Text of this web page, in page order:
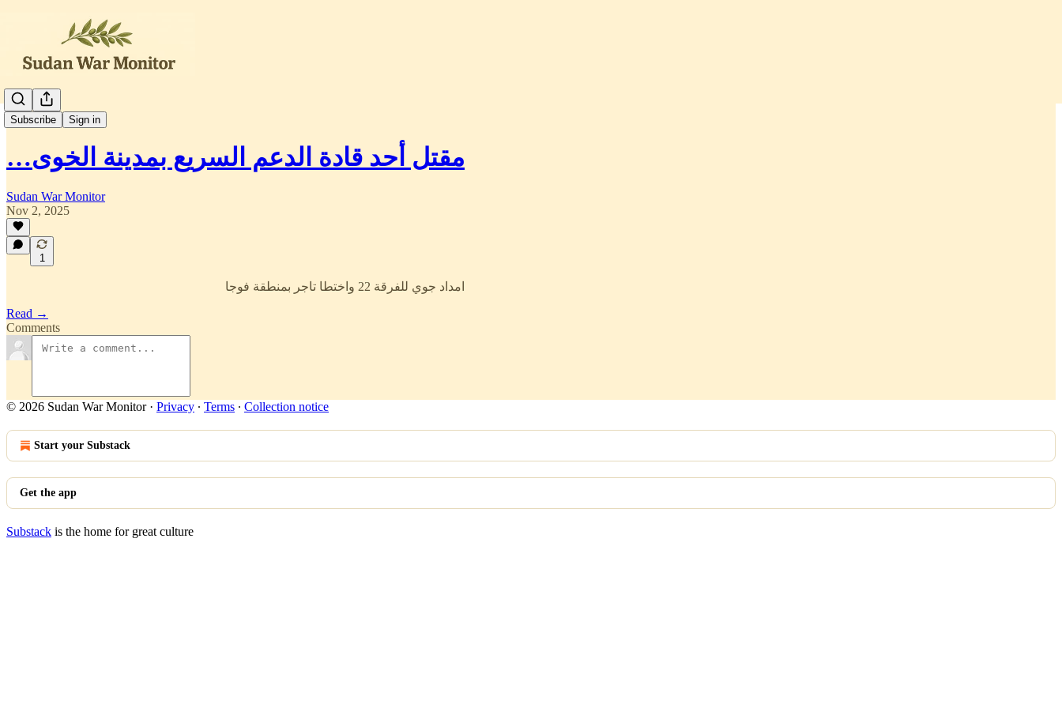
Subscribe Sign in العربية
مقتل أحد قادة الدعم السريع بمدينة الخوى…
Sudan War Monitor
Nov 2, 2025
1
امداد جوي للفرقة 22 واختطا تاجر بمنطقة فوجا
Read →
Comments
© 2026 Sudan War Monitor· Privacy ∙ Terms ∙ Collection notice
Start your Substack
Get the app
Substack is the home for great culture